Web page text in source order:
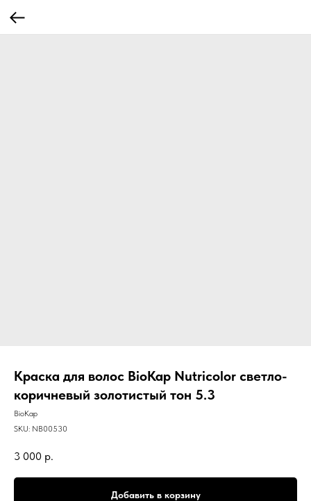
Краска для волос BioKap Nutricolor светло-
коричневый золотистый тон 5.3
BioKap
SKU: NB00530
3 000 р.
Добавить в корзину